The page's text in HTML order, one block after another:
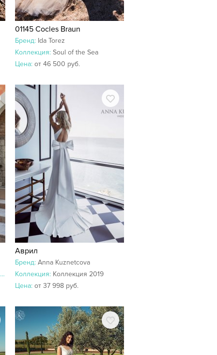
01145 Cocles Braun
Бренд: Ida Torez
Коллекция: Soul of the Sea
Цена: от 46 500 руб.
Аврил
Бренд: Anna Kuznetcova
Коллекция: Коллекция 2019
Цена: от 37 998 руб.